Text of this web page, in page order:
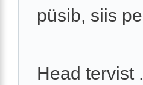
püsib, siis
Head tervist